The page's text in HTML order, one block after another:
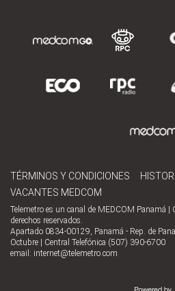
TÉRMINOS Y CONDICIONES
VACANTES MEDCOM
Telemetro es un canal de MEDCOM Panamá
derechos reservados.
Apartado 0834-00129, Panamá - Rep. de
Octubre | Central Telefónica (507) 390-6700
email: internet@telemetro.com